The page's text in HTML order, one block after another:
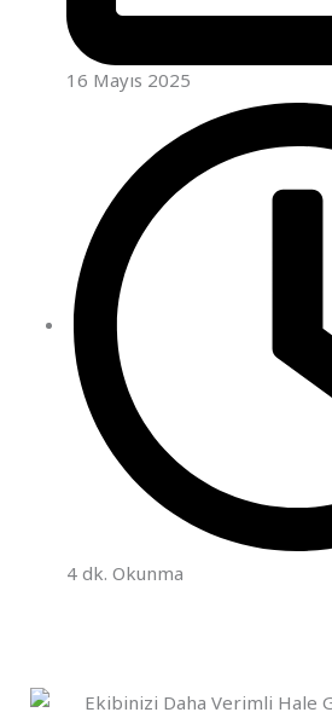
16 Mayıs 2025
4 dk. Okunma